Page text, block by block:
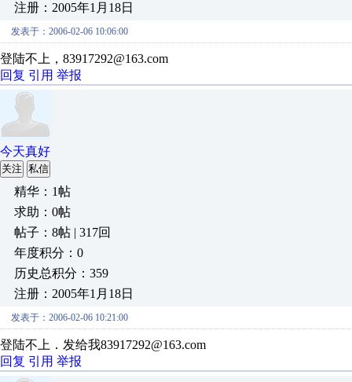
注册：2005年1月18日
发表于：2006-02-06 10:06:00
登陆不上，83917292@163.com
回复 引用 举报
今天真好
关注 私信
精华：1帖
求助：0帖
帖子：8帖 | 317回
年度积分：0
历史总积分：359
注册：2005年1月18日
发表于：2006-02-06 10:21:00
登陆不上．发给我83917292@163.com
回复 引用 举报